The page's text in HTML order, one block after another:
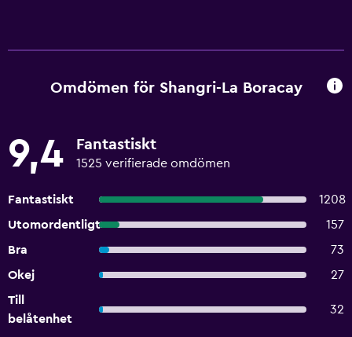
Omdömen för Shangri-La Boracay
9,4 Fantastiskt
1525 verifierade omdömen
Fantastiskt
1208
Utomordentligt
157
Bra
73
Okej
27
Till
belåtenhet
32